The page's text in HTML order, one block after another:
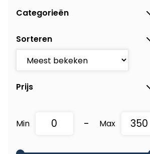
Categorieën
Sorteren
Prijs
Min - Max